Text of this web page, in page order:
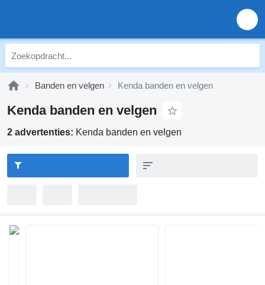
Banden en velgen Kenda banden en velgen
Kenda banden en velgen
2 advertenties: Kenda banden en velgen